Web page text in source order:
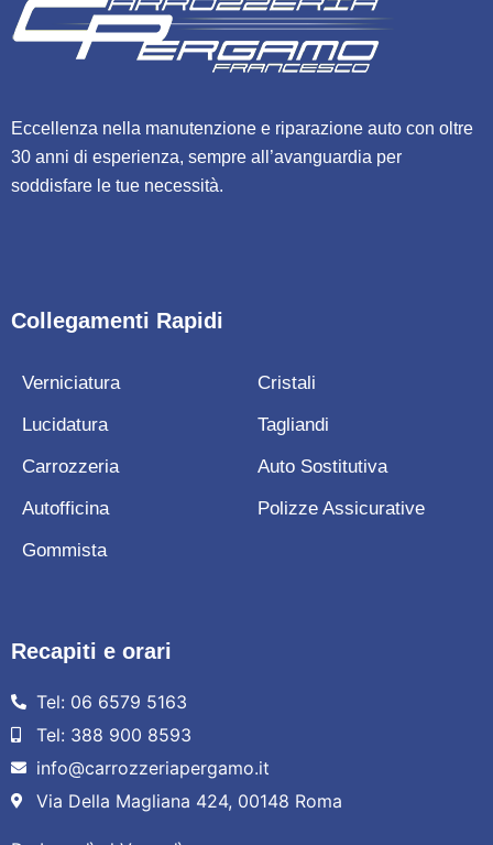
Eccellenza nella manutenzione e riparazione auto con oltre
30 anni di esperienza, sempre all’avanguardia per
soddisfare le tue necessità.
Collegamenti Rapidi
Verniciatura
Lucidatura
Carrozzeria
Autofficina
Gommista
Cristali
Tagliandi
Auto Sostitutiva
Polizze Assicurative
Recapiti e orari
Tel: 06 6579 5163
Tel: 388 900 8593
info@carrozzeriapergamo.it
Via Della Magliana 424, 00148 Roma